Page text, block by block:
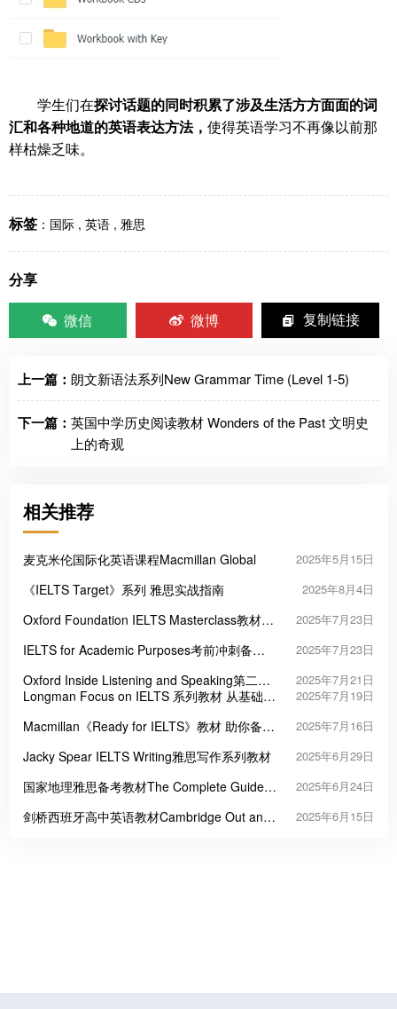
学生们在探讨话题的同时积累了涉及生活方方面面的词
汇和各种地道的英语表达方法， 使得英语学习不再像以前那
样枯燥乏味。
标签 ： 国际 , 英语 , 雅思
分享
微信
微博 复制链接
上一篇： 朗文新语法系列New Grammar Time (Level 1-5)
下一篇： 英国中学历史阅读教材 Wonders of the Past 文明史
上的奇观
相关推荐
麦克米伦国际化英语课程Macmillan Global 2025年5月15日
《IELTS Target》系列 雅思实战指南 2025年8月4日
Oxford Foundation IELTS Masterclass教材
2025年7月23日
IELTS for Academic Purposes考前冲刺备考
2025年7月23日
Oxford Inside Listening and Speaking第二版
听说能力提升教材
2025年7月21日
Longman Focus on IELTS 系列教材 从基础到
2025年7月19日
Macmillan《Ready for IELTS》教材 助你备考
2025年7月16日
Jacky Spear IELTS Writing雅思写作系列教材 2025年6月29日
国家地理雅思备考教材The Complete Guide
2025年6月24日
剑桥西班牙高中英语教材Cambridge Out and
2025年6月15日